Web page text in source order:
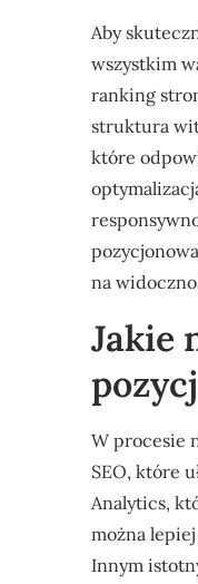
Aby
wszystkim
ranking
struktura
które
na
Jakie
W procesie
SEO, które
Analytics,
można
Innym